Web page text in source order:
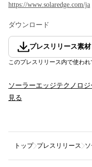
https://www.solaredge.com/ja
ダウンロード
プレスリリース素材
このプレスリリース内で使わ
ソーラーエッジテクノロ
見る
トップ プレスリリース